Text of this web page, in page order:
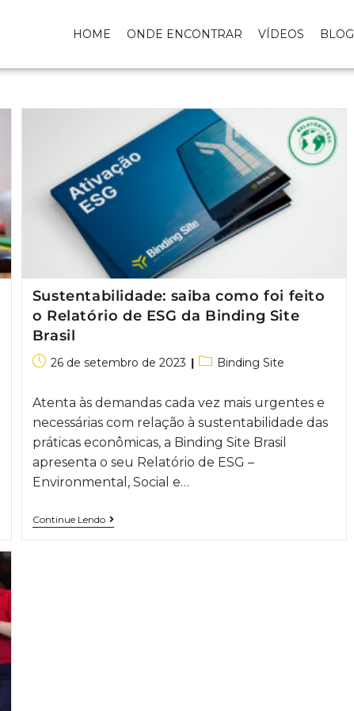
HOME ONDE ENCONTRAR VÍDEOS BLOG
Sustentabilidade: saiba como foi feito
o Relatório de ESG da Binding Site
Brasil
26 de setembro de 2023 Binding Site
Atenta às demandas cada vez mais urgentes e
necessárias com relação à sustentabilidade das
práticas econômicas, a Binding Site Brasil
apresenta o seu Relatório de ESG –
Environmental, Social e…
Continue Lendo